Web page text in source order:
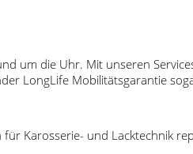
um die Uhr. Mit unseren
LongLife Mobilitätsgarantie
Karosserie- und Lacktechnik